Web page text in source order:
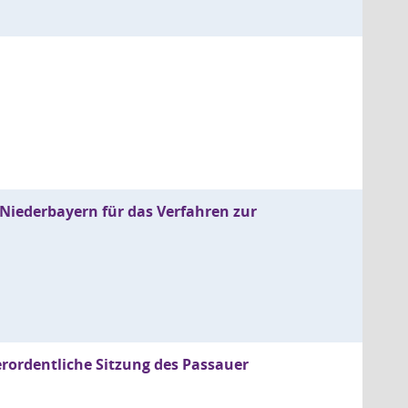
für das Verfahren zur
Sitzung des Passauer